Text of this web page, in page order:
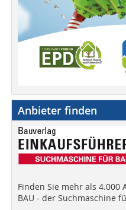
Anbieter finden
Finden Sie mehr als 4.000
BAU - der Suchmaschine